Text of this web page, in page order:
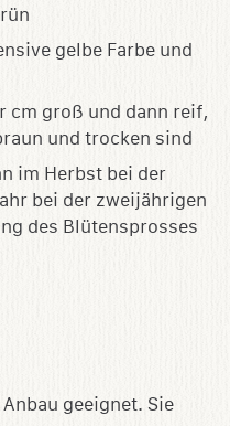
gelbe Farbe und
cm groß und dann reif,
und trocken sind
im Herbst bei der
bei der zweijährigen
des Blütensprosses
geeignet. Sie